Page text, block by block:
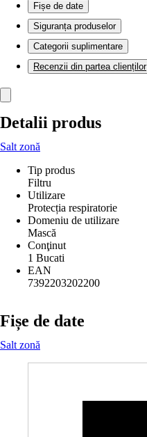
Fișe de date
Siguranța produselor
Categorii suplimentare
Recenzii din partea clienților
Detalii produs
Salt zonă
Tip produs
Filtru
Utilizare
Protecția respiratorie
Domeniu de utilizare
Mască
Conţinut
1 Bucati
EAN
7392203202200
Fișe de date
Salt zonă